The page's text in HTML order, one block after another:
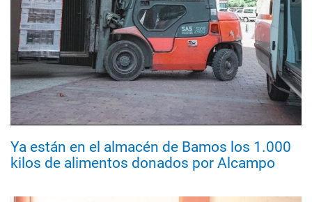
Ya están en el almacén de Bamos los 1.000
kilos de alimentos donados por Alcampo